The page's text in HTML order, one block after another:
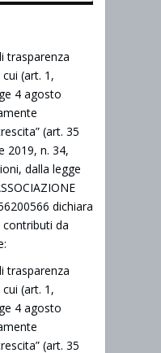
trasparenza
(art. 1,
4 agosto
(art. 35
2019, n. 34,
dalla legge
dichiara
da
trasparenza
(art. 1,
4 agosto
(art. 35